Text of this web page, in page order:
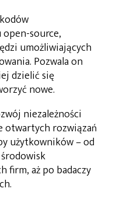
source,
umożliwiających
Pozwala on
dzielić się
nowe.
niezależności
rozwiązań
użytkowników – od
firm, aż po badaczy